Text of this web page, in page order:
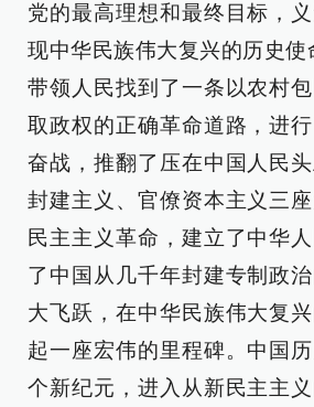
党的最高理想和最终目标，
现中华民族伟大复兴的历史使
带领人民找到了一条以农村
取政权的正确革命道路，进
奋战，推翻了压在中国人民头
封建主义、官僚资本主义三
民主主义革命，建立了中华
了中国从几千年封建专制政
大飞跃，在中华民族伟大复
起一座宏伟的里程碑。中国
个新纪元，进入从新民主主